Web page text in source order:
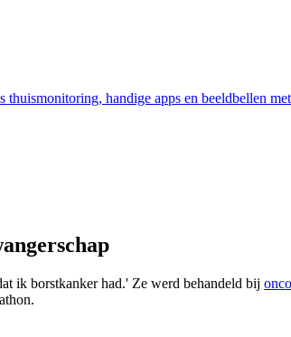
handige apps en beeldbellen
ik borstkanker had.' Ze werd behandeld bij